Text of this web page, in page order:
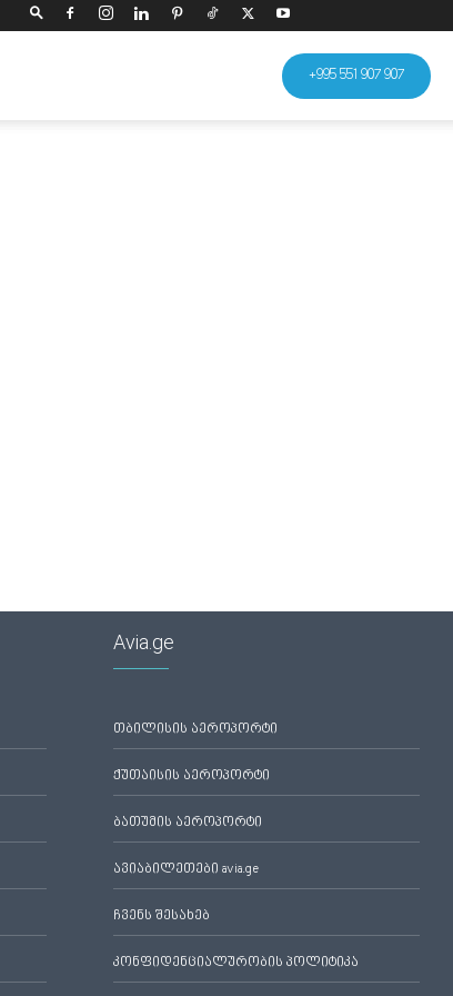
+995 551 907 907
Avia.ge
თბილისის აეროპორტი
ქუთაისის აეროპორტი
ბათუმის აეროპორტი
ავიაბილეთები avia.ge
ჩვენს შესახებ
კონფიდენციალურობის პოლიტიკა